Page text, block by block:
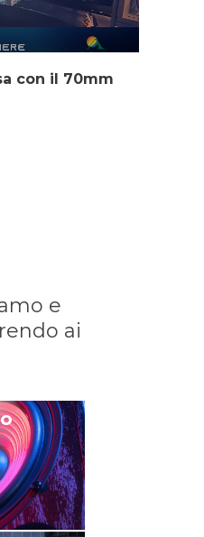
con il 70mm
e
ai